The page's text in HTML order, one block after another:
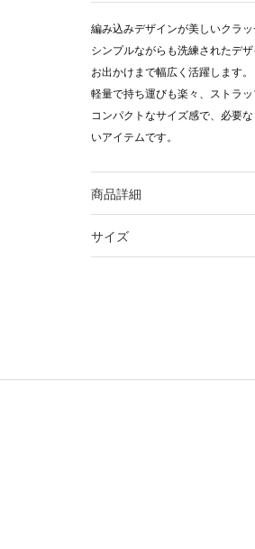
編み込みデザインが美しいクラッ
シンプルながらも洗練されたデ
お出かけまで幅広く活躍します。
軽量で持ち運びも楽々、ストラ
コンパクトなサイズ感で、必要
いアイテムです。
商品詳細
サイズ